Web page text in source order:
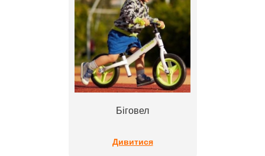
Біговел
Дивитися